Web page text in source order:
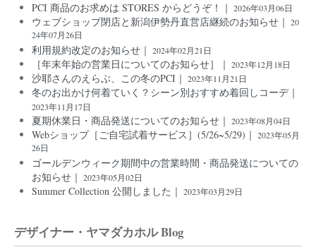
PCI 商品のお求めは STORES からどうぞ！｜ 2026年03月06日
ウェブショップ閉店と新潟伊勢丹直営店継続のお知らせ｜ 20
24年07月26日
利用規約改定のお知らせ｜ 2024年02月21日
［年末年始の営業日についてのお知らせ］｜ 2023年12月18日
沙耶さんのえらぶ、この冬のPCI｜ 2023年11月21日
冬のお出かけ何着ていく？シーン別おすすめ着回しコーデ｜
2023年11月17日
夏期休業日・商品発送についてのお知らせ｜ 2023年08月04日
Webショップ［ご自宅試着サービス］(5/26~5/29)｜ 2023年05月
26日
ゴールデンウィーク期間中の営業時間・商品発送についての
お知らせ｜ 2023年05月02日
Summer Collection 公開しました｜ 2023年03月29日
デザイナー・ヤマダカホル Blog